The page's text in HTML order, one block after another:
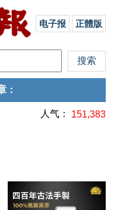
电子报 正體版
：
人气： 151,383